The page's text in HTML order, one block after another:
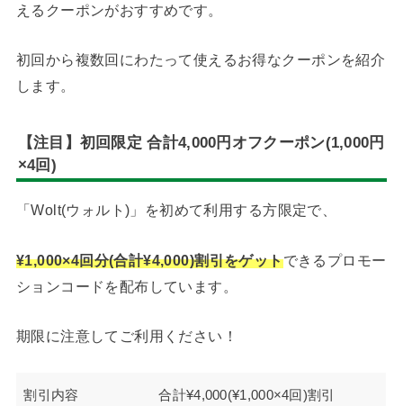
えるクーポンがおすすめです。
初回から複数回にわたって使えるお得なクーポンを紹介
します。
【注目】初回限定 合計4,000円オフクーポン(1,000円
×4回)
「Wolt(ウォルト)」を初めて利用する方限定で、
¥1,000×4回分(合計¥4,000)割引をゲットできるプロモー
ションコードを配布しています。
期限に注意してご利用ください！
割引内容 合計¥4,000(¥1,000×4回)割引